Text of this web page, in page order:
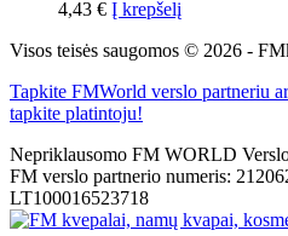
4,43 € Į krepšelį
Visos teisės saugomos © 2026 -
Tapkite FMWorld verslo partneriu
tapkite platintoju!
Nepriklausomo FM WORLD
FM verslo partnerio numeris:
LT100016523718